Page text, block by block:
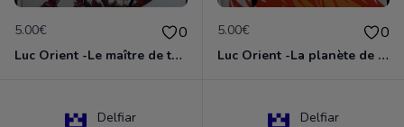
5.00€ 0
Luc Orient -Le maître de terango
5.00€ 0
Luc Orient -La planète de l'angoisse
Delfiar Delfiar